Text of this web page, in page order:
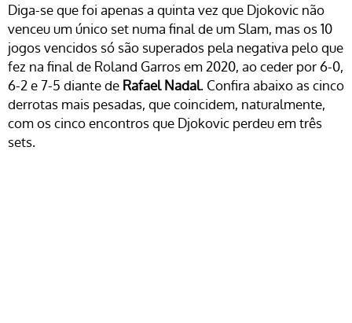
Diga-se que foi apenas a quinta vez que Djokovic não
venceu um único set numa final de um Slam, mas os 10
jogos vencidos só são superados pela negativa pelo que
fez na final de Roland Garros em 2020, ao ceder por 6-0,
6-2 e 7-5 diante de Rafael Nadal. Confira abaixo as cinco
derrotas mais pesadas, que coincidem, naturalmente,
com os cinco encontros que Djokovic perdeu em três
sets.